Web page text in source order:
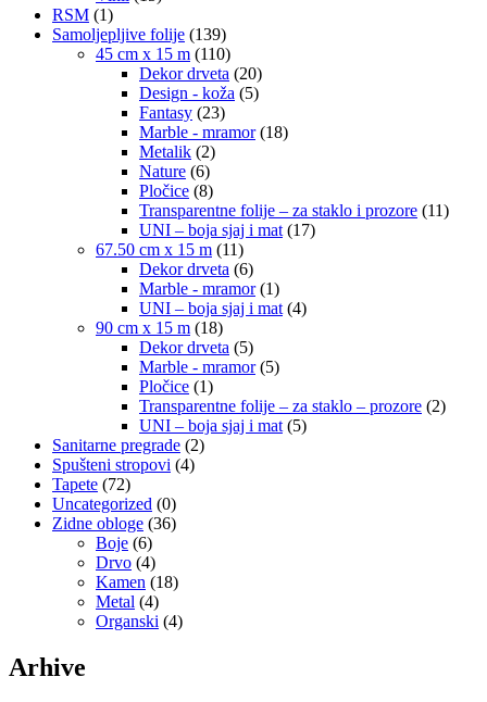
RSM (1)
Samoljepljive folije (139)
45 cm x 15 m (110)
Dekor drveta (20)
Design - koža (5)
Fantasy (23)
Marble - mramor (18)
Metalik (2)
Nature (6)
Pločice (8)
Transparentne folije – za staklo i prozore (11)
UNI – boja sjaj i mat (17)
67.50 cm x 15 m (11)
Dekor drveta (6)
Marble - mramor (1)
UNI – boja sjaj i mat (4)
90 cm x 15 m (18)
Dekor drveta (5)
Marble - mramor (5)
Pločice (1)
Transparentne folije – za staklo – prozore (2)
UNI – boja sjaj i mat (5)
Sanitarne pregrade (2)
Spušteni stropovi (4)
Tapete (72)
Uncategorized (0)
Zidne obloge (36)
Boje (6)
Drvo (4)
Kamen (18)
Metal (4)
Organski (4)
Arhive